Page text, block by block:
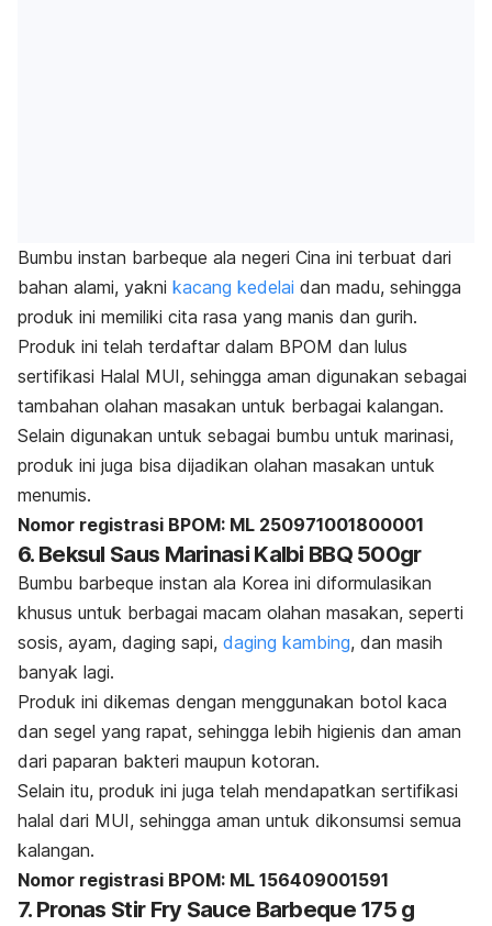
Bumbu instan barbeque ala negeri Cina ini terbuat dari
bahan alami, yakni kacang kedelai dan madu, sehingga
produk ini memiliki cita rasa yang manis dan gurih.
Produk ini telah terdaftar dalam BPOM dan lulus
sertifikasi Halal MUI, sehingga aman digunakan sebagai
tambahan olahan masakan untuk berbagai kalangan.
Selain digunakan untuk sebagai bumbu untuk marinasi,
produk ini juga bisa dijadikan olahan masakan untuk
menumis.
Nomor registrasi BPOM: ML 250971001800001
6. Beksul Saus Marinasi Kalbi BBQ 500gr
Bumbu barbeque instan ala Korea ini diformulasikan
khusus untuk berbagai macam olahan masakan, seperti
sosis, ayam, daging sapi, daging kambing, dan masih
banyak lagi.
Produk ini dikemas dengan menggunakan botol kaca
dan segel yang rapat, sehingga lebih higienis dan aman
dari paparan bakteri maupun kotoran.
Selain itu, produk ini juga telah mendapatkan sertifikasi
halal dari MUI, sehingga aman untuk dikonsumsi semua
kalangan.
Nomor registrasi BPOM: ML 156409001591
7. Pronas Stir Fry Sauce Barbeque 175 g